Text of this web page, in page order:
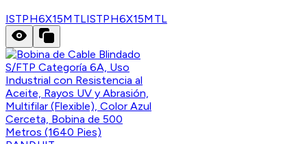
ISTPH6X15MTLISTPH6X15MTL